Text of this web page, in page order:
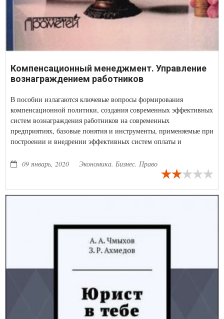
Компенсационный менеджмент. Управление
вознаграждением работников
В пособии излагаются ключевые вопросы формирования
компенсационной политики, создания современных эффективных
систем вознаграждения работников на современных
предприятиях, базовые понятия и инструменты, применяемые при
построении и внедрении эффективных систем оплаты и
09 январь, 2020
Экономика. Бизнес. Право